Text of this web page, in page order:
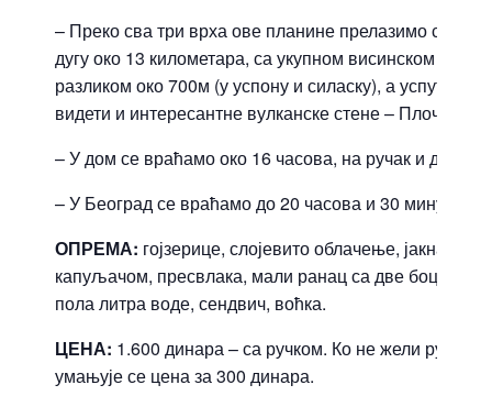
– Преко сва три врха ове планине прелазимо стазу
дугу око 13 километара, са укупном висинском
разликом око 700м (у успону и силаску), а успут ћемо
видети и интересантне вулканске стене – Плоче.
– У дом се враћамо око 16 часова, на ручак и
– У Београд се враћамо до 20 часова и 30 минута.
ОПРЕМА: гојзерице, слојевито облачење, јакна са
капуљачом, пресвлака, мали ранац са две боце од
пола литра воде, сендвич, воћка.
ЦЕНА: 1.600 динара – са ручком. Ко не жели ручак,
умањује се цена за 300 динара.